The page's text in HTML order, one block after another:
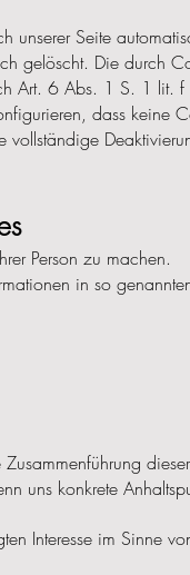
unserer Seite
gelöscht. Die durch
Art. 6 Abs. 1 S. 1 lit.
dass keine
Person zu machen.
in so
uns konkrete
Interesse im Sinne